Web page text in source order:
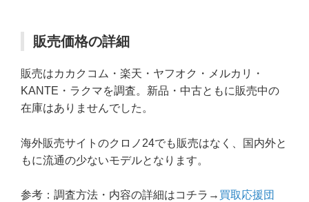
販売価格の詳細
販売はカカクコム・楽天・ヤフオク・メルカリ・
KANTE・ラクマを調査。新品・中古ともに販売中の
在庫はありませんでした。
海外販売サイトのクロノ24でも販売はなく、国内外と
もに流通の少ないモデルとなります。
参考：調査方法・内容の詳細はコチラ→ 買取応援団